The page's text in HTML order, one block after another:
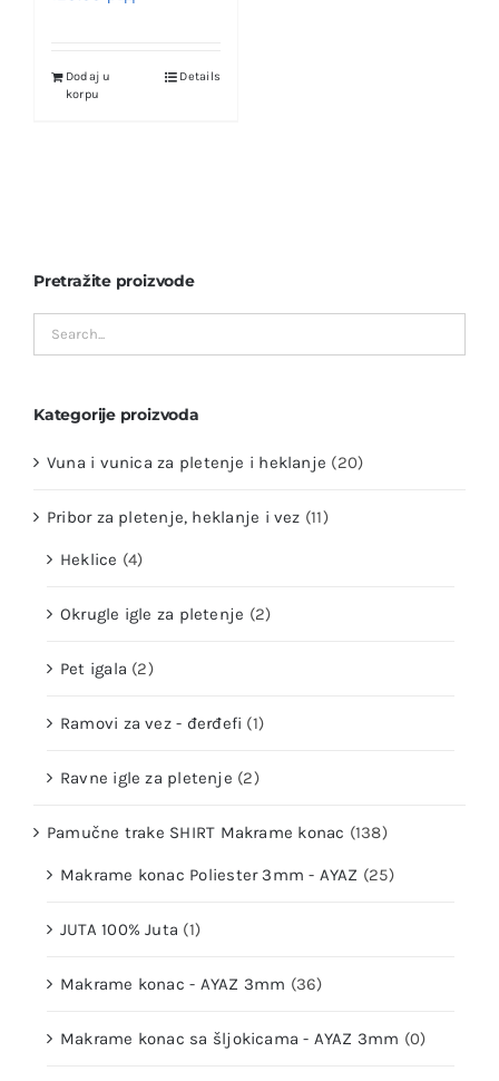
Dodaj u
korpu
Details
Pretražite proizvode
Kategorije proizvoda
Vuna i vunica za pletenje i heklanje (20)
Pribor za pletenje, heklanje i vez (11)
Heklice (4)
Okrugle igle za pletenje (2)
Pet igala (2)
Ramovi za vez - đerđefi (1)
Ravne igle za pletenje (2)
Pamučne trake SHIRT Makrame konac (138)
Makrame konac Poliester 3mm - AYAZ (25)
JUTA 100% Juta (1)
Makrame konac - AYAZ 3mm (36)
Makrame konac sa šljokicama - AYAZ 3mm (0)